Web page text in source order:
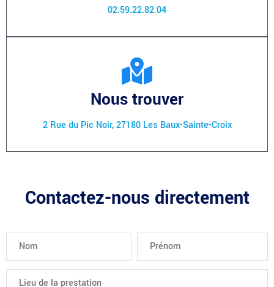
02.59.22.82.04
Nous trouver
2 Rue du Pic Noir, 27180 Les Baux-Sainte-Croix
Contactez-nous directement